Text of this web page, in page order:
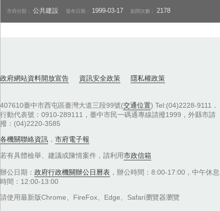
市府分類：公共建設 發布日期： 1999-03-17 點閱次數： 2178
政府網站資料開放宣告 資訊安全政策 隱私權政策
407610臺中市西屯區臺灣大道三段99號(交通位置) Tel:(04)2228-9111．
行動代表號：0910-289111，臺中市民一碼通專線請撥1999，外縣市請
撥：(04)2220-3585
各機關聯絡資訊 ， 市府電子報
若有具體檢舉、建議或陳情案件，請利用市政信箱
辦公日期： 政府行政機關辦公日曆表 ，辦公時間：8:00-17:00，中午休息
時間：12:00-13:00
請使用最新版Chrome、FireFox、Edge、Safari瀏覽器瀏覽